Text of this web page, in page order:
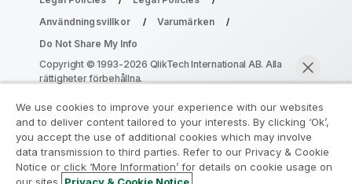
Användningsvillkor
Varumärken
Do Not Share My Info
Copyright © 1993-2026 QlikTech International AB. Alla
rättigheter förbehållna.
Gå med i programmet Analytics
Modernization
We use cookies to improve your experience with our websites
and to deliver content tailored to your interests. By clicking ‘Ok’,
you accept the use of additional cookies which may involve
data transmission to third parties. Refer to our Privacy & Cookie
Notice or click ‘More Information’ for details on cookie usage on